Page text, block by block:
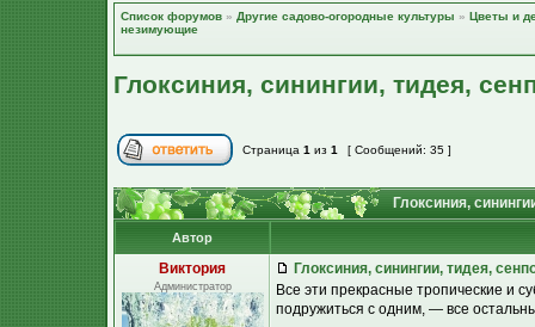
Список форумов » Другие садово-огородные культуры » Цветы и
незимующие
Глоксиния, синингии, тидея,
Страница 1 из 1 [ Сообщений: 35 ]
Глоксиния,
Автор
Виктория
Администратор
Глоксиния, синингии, тидея,
Все эти прекрасные тропические и
подружиться с одним, — все